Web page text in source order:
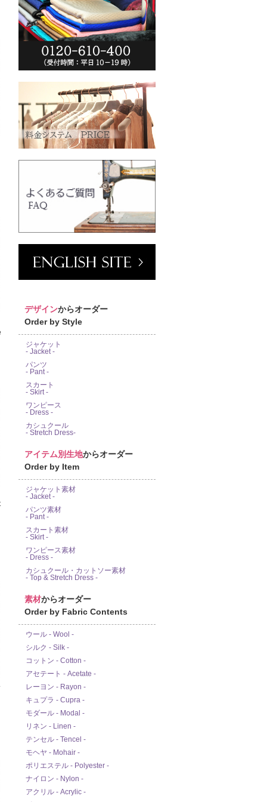
デザインからオーダー
Order by Style
ジャケット
- Jacket -
パンツ
- Pant -
スカート
- Skirt -
ワンピース
- Dress -
カシュクール
- Stretch Dress-
アイテム別生地からオーダー
Order by Item
ジャケット素材
- Jacket -
パンツ素材
- Pant -
スカート素材
- Skirt -
ワンピース素材
- Dress -
カシュクール・カットソー素材
- Top & Stretch Dress -
素材からオーダー
Order by Fabric Contents
ウール - Wool -
シルク - Silk -
コットン - Cotton -
アセテート - Acetate -
レーヨン - Rayon -
キュプラ - Cupra -
モダール - Modal -
リネン - Linen -
テンセル - Tencel -
モヘヤ - Mohair -
ポリエステル - Polyester -
ナイロン - Nylon -
アクリル - Acrylic -